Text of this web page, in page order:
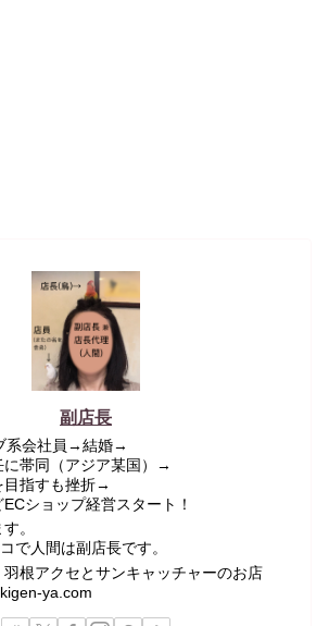
副店長
系会社員→結婚→
に帯同（アジア某国）→
目指すも挫折→
ショップ経営スタート！
。
で人間は副店長です。
羽根アクセとサンキャッチャーのお店
ya.com